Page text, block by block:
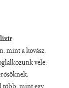
mint a kovász.
vele,